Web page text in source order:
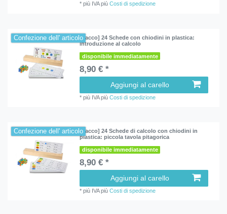
*più IVApiùCosti di spedizione
Confezione dell' articolo[Pacco] 24 Schede con chiodini in plastica:
introduzione al calcolo
disponibile immediatamente
8,90 € *
Aggiungi al carello
*più IVApiùCosti di spedizione
Confezione dell' articolo[Pacco] 24 Schede di calcolo con chiodini in
plastica: piccola tavola pitagorica
disponibile immediatamente
8,90 € *
Aggiungi al carello
*più IVApiùCosti di spedizione